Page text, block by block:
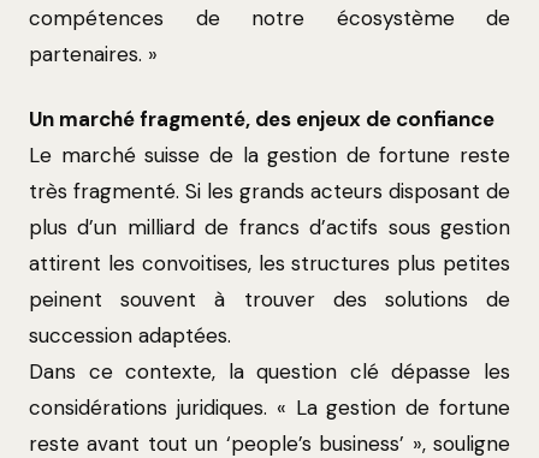
compétences de notre écosystème de
partenaires. »
Un marché fragmenté, des enjeux de confiance
Le marché suisse de la gestion de fortune reste
très fragmenté. Si les grands acteurs disposant de
plus d’un milliard de francs d’actifs sous gestion
attirent les convoitises, les structures plus petites
peinent souvent à trouver des solutions de
succession adaptées.
Dans ce contexte, la question clé dépasse les
considérations juridiques. « La gestion de fortune
reste avant tout un ‘people’s business’ », souligne